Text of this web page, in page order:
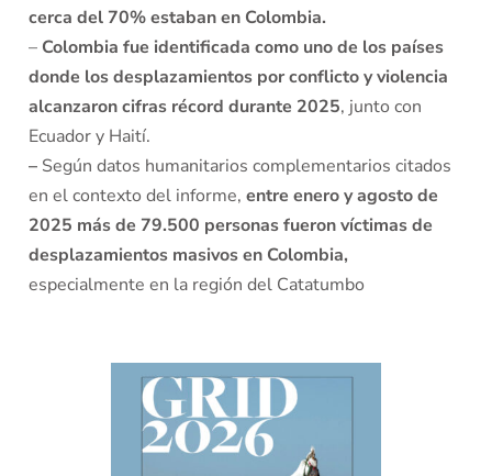
cerca del 70% estaban en Colombia.
– Colombia fue identificada como uno de los países
donde los desplazamientos por conflicto y violencia
alcanzaron cifras récord durante 2025, junto con
Ecuador y Haití.
– Según datos humanitarios complementarios citados
en el contexto del informe, entre enero y agosto de
2025 más de 79.500 personas fueron víctimas de
desplazamientos masivos en Colombia,
especialmente en la región del Catatumbo